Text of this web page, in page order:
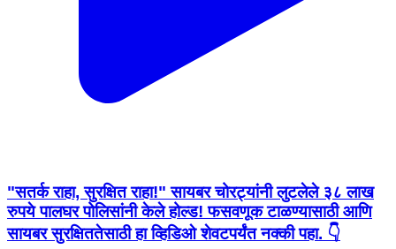
"सतर्क राहा, सुरक्षित राहा!" सायबर चोरट्यांनी लुटलेले ३८ लाख
रुपये पालघर पोलिसांनी केले होल्ड! फसवणूक टाळण्यासाठी आणि
सायबर सुरक्षिततेसाठी हा व्हिडिओ शेवटपर्यंत नक्की पहा. 👇